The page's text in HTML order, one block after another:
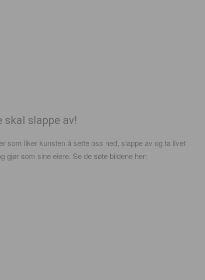
slappe av!
som liker kunsten å sette oss ned, slappe av og ta livet
gjør som sine eiere. Se de søte bildene her: